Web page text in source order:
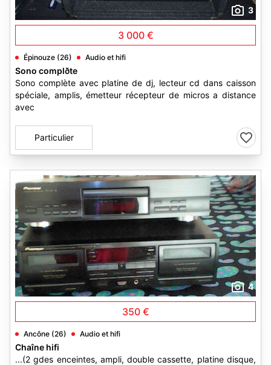
3
3 000 €
Épinouze (26) Audio et hifi
Sono complðte
Sono complète avec platine de dj, lecteur cd dans caisson
spéciale, amplis, émetteur récepteur de micros a distance
avec
Particulier
4
350 €
Ancône (26) Audio et hifi
Chaîne hifi
...(2 gdes enceintes, ampli, double cassette, platine disque,